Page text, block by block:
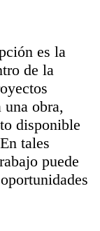
es la
de la
obra,
disponible
tales
puede